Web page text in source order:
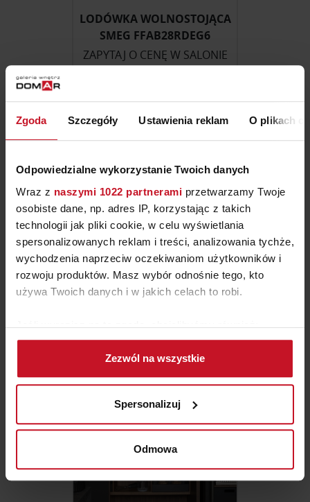
Zgoda Szczegóły Ustawienia reklam O plikach
Odpowiedzialne wykorzystanie Twoich danych
Wraz z naszymi 1022 partnerami przetwarzamy Twoje
osobiste dane, np. adres IP, korzystając z takich
technologii jak pliki cookie, w celu wyświetlania
spersonalizowanych reklam i treści, analizowania tychże,
wychodzenia naprzeciw oczekiwaniom użytkowników i
rozwoju produktów. Masz wybór odnośnie tego, kto
używa Twoich danych i w jakich celach to robi.
Jeśli wyrazisz na to zgodę, chcielibyśmy również:
Gromadzić dane dotyczące Twojej lokalizacji
geograficznej z dokładnością nawet do kilku metrów
Identyfikować Twoje urządzenie, aktywnie
(fingerprinting, czyli wirtualny odcisk palca)
Dowiedz się więcej odnośnie tego, jak Twoje osobiste
dane są przetwarzane oraz ustaw własne preferencje w
zmienić lub wycofać swoją zgodę w dowolnej chwili.
Zezwól na wszystkie
Spersonalizuj
Odmowa
LODÓWKA WOLNOSTOJĄCA
SMEG FFAB28RDEG6
ZAPYTAJ O CENĘ W SALONIE
CZAJNIK GIULIETTA BUGATTI